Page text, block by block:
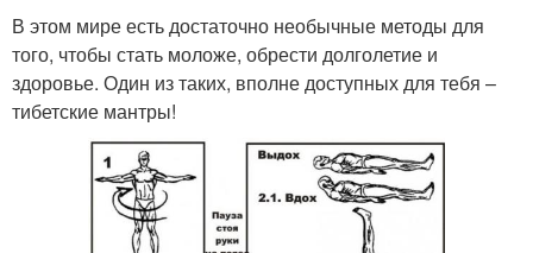
В этом мире есть достаточно необычные методы для
того, чтобы стать моложе, обрести долголетие и
здоровье. Один из таких, вполне доступных для тебя –
тибетские мантры!